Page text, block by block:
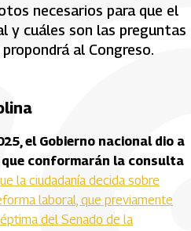
necesarios para que el
y cuáles son las preguntas
al Congreso.
el Gobierno nacional dio a
conformarán la consulta
la ciudadanía decida sobre
laboral, que previamente
del Senado de la